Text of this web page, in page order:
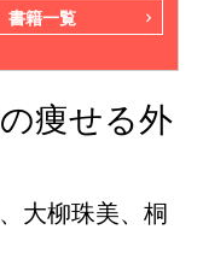
書籍一覧
痩せる外
大柳珠美、桐